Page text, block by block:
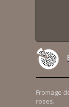
Fromage
roses.